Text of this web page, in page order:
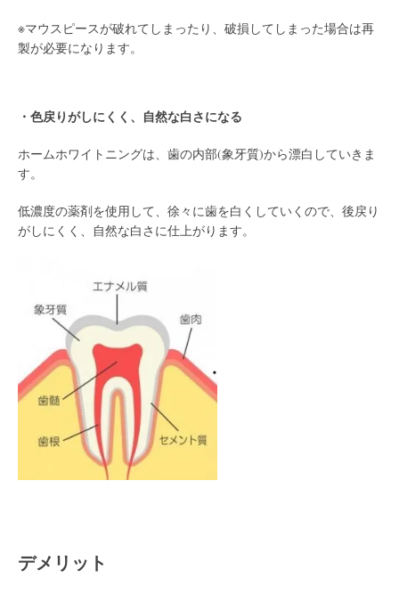
※マウスピースが破れてしまったり、破損してしまった場合は再
製が必要になります。
・色戻りがしにくく、自然な白さになる
ホームホワイトニングは、歯の内部(象牙質)から漂白していきま
す。
低濃度の薬剤を使用して、徐々に歯を白くしていくので、後戻り
がしにくく、自然な白さに仕上がります。
デメリット